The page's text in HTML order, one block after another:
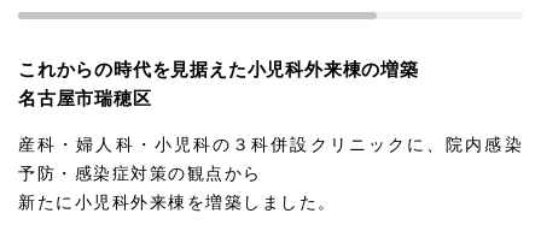
これからの時代を見据えた小児科外来棟の増築
名古屋市瑞穂区
産科・婦人科・小児科の３科併設クリニックに、院内感染
予防・感染症対策の観点から
新たに小児科外来棟を増築しました。